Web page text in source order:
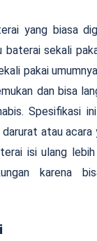
yang biasa
baterai sekali
pakai
dan bisa
Spesifikasi
atau acara
isi ulang
karena